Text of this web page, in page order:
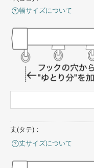
幅サイズについて
丈(タテ)：
丈サイズについて